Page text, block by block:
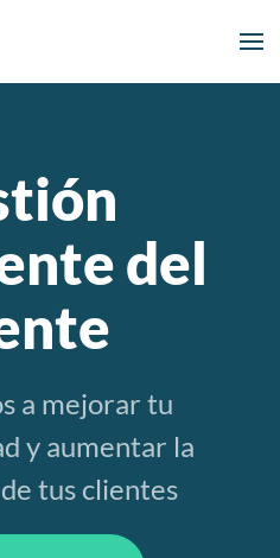
del
a mejorar tu
y aumentar la
tus clientes